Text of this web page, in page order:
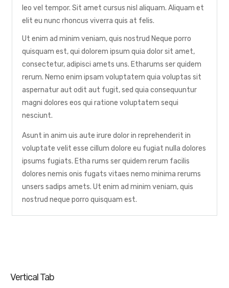
leo vel tempor. Sit amet cursus nisl aliquam. Aliquam et
elit eu nunc rhoncus viverra quis at felis.
Ut enim ad minim veniam, quis nostrud Neque porro
quisquam est, qui dolorem ipsum quia dolor sit amet,
consectetur, adipisci amets uns. Etharums ser quidem
rerum. Nemo enim ipsam voluptatem quia voluptas sit
aspernatur aut odit aut fugit, sed quia consequuntur
magni dolores eos qui ratione voluptatem sequi
nesciunt.
Asunt in anim uis aute irure dolor in reprehenderit in
voluptate velit esse cillum dolore eu fugiat nulla dolores
ipsums fugiats. Etha rums ser quidem rerum facilis
dolores nemis onis fugats vitaes nemo minima rerums
unsers sadips amets. Ut enim ad minim veniam, quis
nostrud neque porro quisquam est.
Vertical Tab